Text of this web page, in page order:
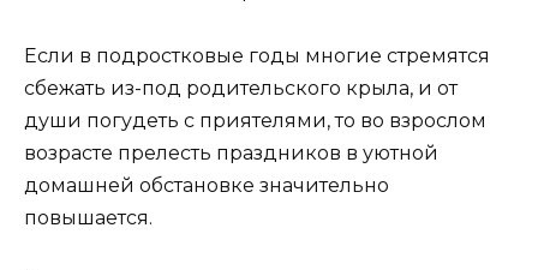
Если в подростковые годы многие стремятся
сбежать из-под родительского крыла, и от
души погудеть с приятелями, то во взрослом
возрасте прелесть праздников в уютной
домашней обстановке значительно
повышается.